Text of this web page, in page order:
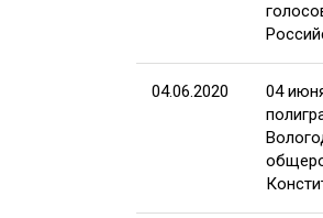
04.06.2020
04